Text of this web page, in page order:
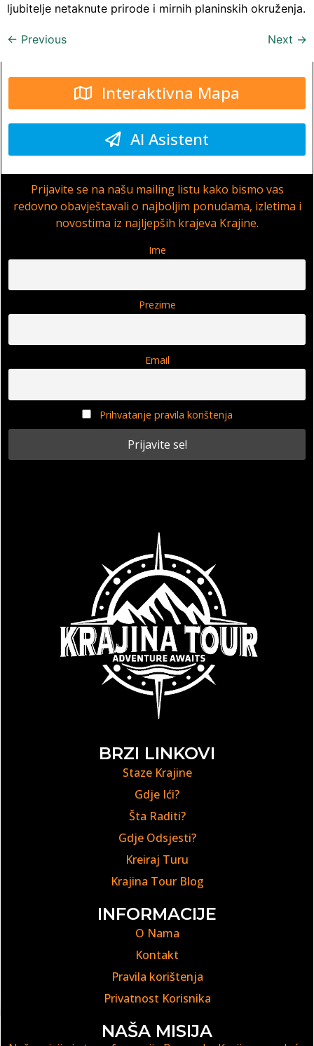
ljubitelje netaknute prirode i mirnih planinskih okruženja.
← Previous Next →
Interaktivna Mapa
AI Asistent
Prijavite se na našu mailing listu kako bismo vas
redovno obavještavali o najboljim ponudama, izletima i
novostima iz najljepših krajeva Krajine.
Ime
Prezime
Email
Prihvatanje pravila korištenja
BRZI LINKOVI
Staze Krajine
Gdje Ići?
Šta Raditi?
Gdje Odsjesti?
Kreiraj Turu
Krajina Tour Blog
INFORMACIJE
O Nama
Kontakt
Pravila korištenja
Privatnost Korisnika
NAŠA MISIJA